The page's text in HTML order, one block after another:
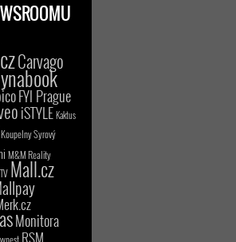
Carvago
FYI Prague
iSTYLE Kaktus
Koupelny Syrový
M&M Reality
Mall.cz
Monitora
RSM